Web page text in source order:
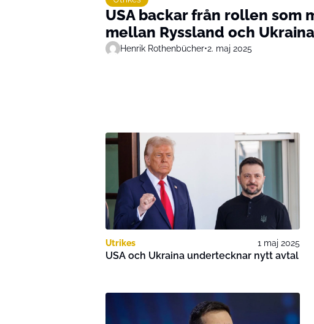
USA backar från rollen som
mellan Ryssland och Ukraina
Henrik Rothenbücher•2. maj 2025
Utrikes 1 maj 2025
USA och Ukraina undertecknar nytt avtal